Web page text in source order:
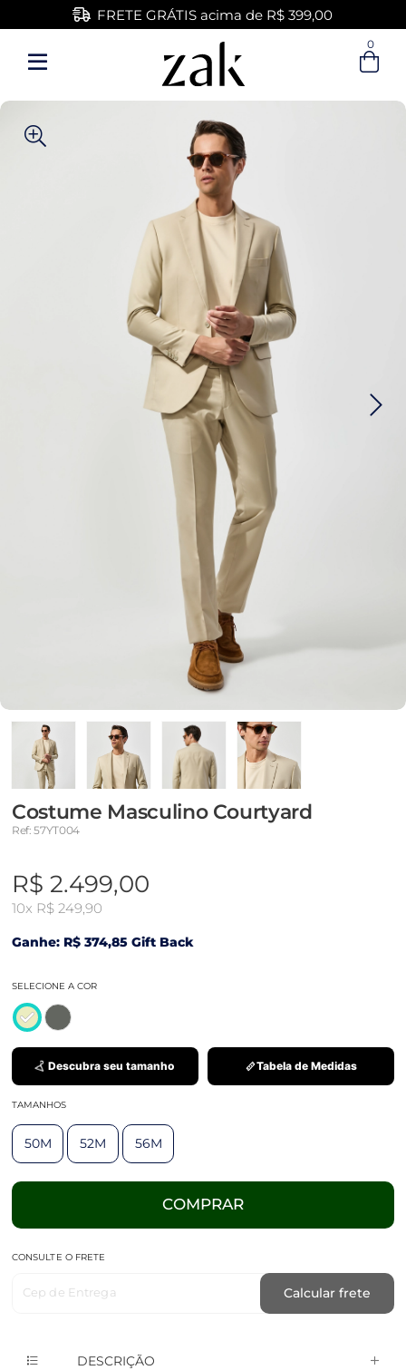
Entre com email ou cpf/cnpj
Criar nova conta
FRETE GRÁTIS acima de R$ 399,00
0
Costume Masculino Courtyard
Ref: 57YT004
R$ 2.499,00
10x R$ 249,90
Ganhe: R$ 374,85 Gift Back
SELECIONE A COR
Descubra seu tamanho Tabela de Medidas
TAMANHOS
50M 52M 56M
COMPRAR
CONSULTE O FRETE
Cep de Entrega Calcular frete
DESCRIÇÃO